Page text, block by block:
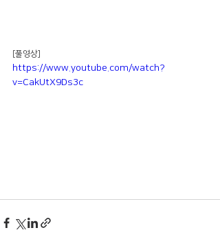
[풀영상]
https://www.youtube.com/watch?
v=CakUtX9Ds3c